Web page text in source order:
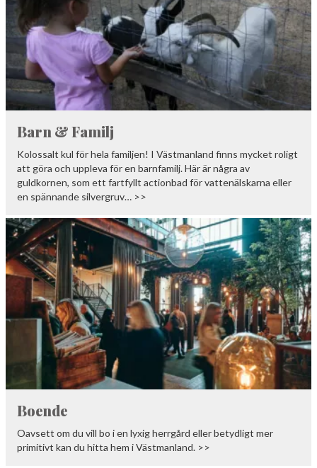
Barn & Familj
Kolossalt kul för hela familjen! I Västmanland finns mycket roligt
att göra och uppleva för en barnfamilj. Här är några av
guldkornen, som ett fartfyllt actionbad för vattenälskarna eller
en spännande silvergruv… >>
Boende
Oavsett om du vill bo i en lyxig herrgård eller betydligt mer
primitivt kan du hitta hem i Västmanland. >>